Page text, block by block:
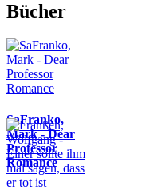
Bücher
SaFranko,
Mark - Dear
Professor
Romance